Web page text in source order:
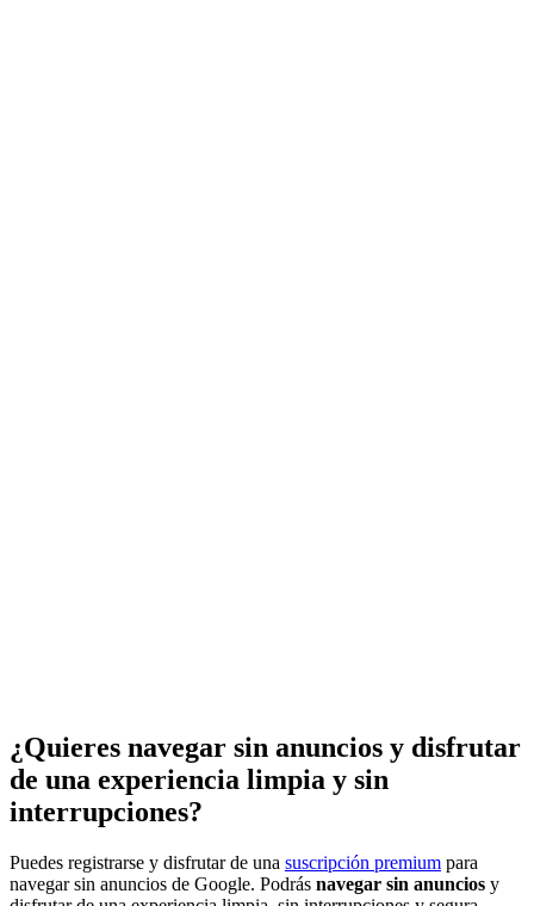
¿Quieres navegar sin anuncios y disfrutar
de una experiencia limpia y sin
interrupciones?
Puedes registrarse y disfrutar de una suscripción premium para
navegar sin anuncios de Google. Podrás navegar sin anuncios y